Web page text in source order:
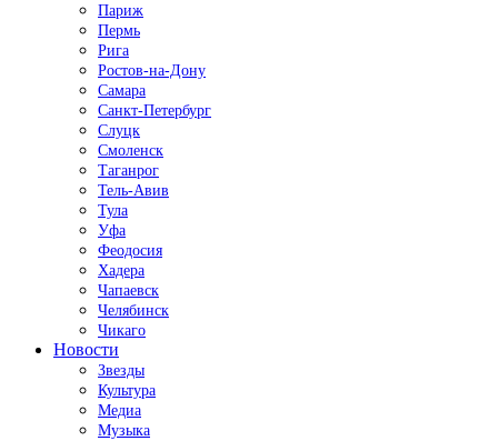
Париж
Пермь
Рига
Ростов-на-Дону
Самара
Санкт-Петербург
Слуцк
Смоленск
Таганрог
Тель-Авив
Тула
Уфа
Феодосия
Хадера
Чапаевск
Челябинск
Чикаго
Новости
Звезды
Культура
Медиа
Музыка